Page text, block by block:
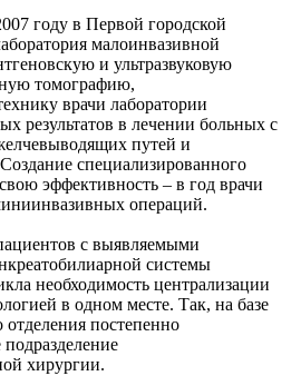
году в Первой городской
малоинвазивной
и ультразвуковую
томографию,
врачи лаборатории
результатов в лечении больных с
путей и
специализированного
эффективность – в год врачи
операций.
с выявляемыми
системы
необходимость централизации
в одном месте. Так, на базе
отделения постепенно
хирургии.